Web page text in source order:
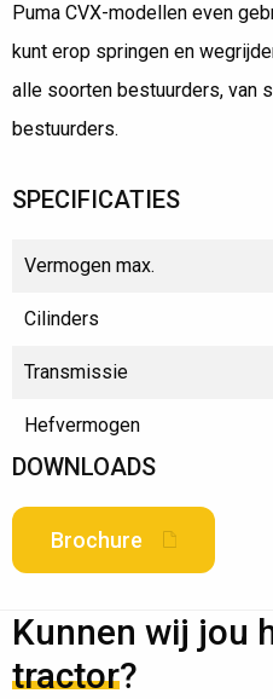
Puma CVX-modellen even
kunt erop springen en
alle soorten bestuurders, van
bestuurders.
SPECIFICATIES
Vermogen max.
Cilinders
Transmissie
Hefvermogen
DOWNLOADS
Brochure
Kunnen wij jou
tractor?